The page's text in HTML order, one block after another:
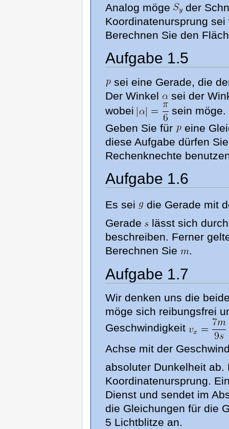
Analog möge
der
Koordinatenursprung
Berechnen Sie den
Aufgabe 1.5
sei eine Gerade, die
Der Winkel
sei der
wobei
sein möge.
Geben Sie für
eine
diese Aufgabe dürfen
Rechenknechte
Aufgabe 1.6
Es sei
die Gerade mit
Gerade
lässt sich
beschreiben. Ferner
Berechnen Sie
.
Aufgabe 1.7
Wir denken uns die
möge sich reibungsfrei
Geschwindigkeit
Achse mit der
absoluter Dunkelheit
Koordinatenursprung.
Dienst und sendet im
die Gleichungen für die
5 Lichtblitze an.